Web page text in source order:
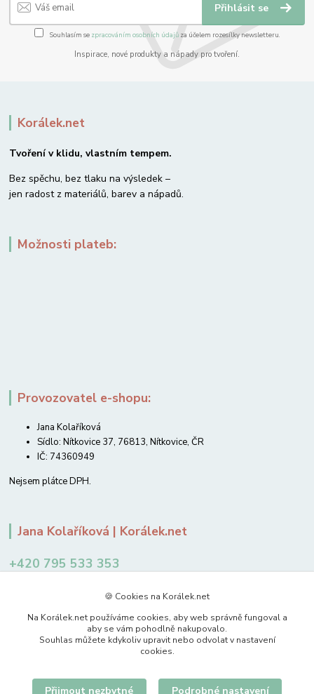
Přihlásit se
Souhlasím se zpracováním osobních údajůza účelem rozesílky newsletteru.
Inspirace, nové produkty a nápady pro tvoření.
Korálek.net
Tvoření v klidu, vlastním tempem.
Bez spěchu, bez tlaku na výsledek –
jen radost z materiálů, barev a nápadů.
Možnosti plateb:
Provozovatel e-shopu:
Jana Kolaříková
Sídlo: Nítkovice 37, 76813, Nítkovice, ČR
IČ: 74360949
Nejsem plátce DPH.
Jana Kolaříková | Korálek.net
+420 795 533 353
🍪 Cookies na Korálek.net
Na Korálek.net používáme cookies, aby web správně fungoval a
aby se vám pohodlně nakupovalo.
Souhlas můžete kdykoliv upravit nebo odvolat v nastavení
cookies.
Přijmout nezbytné Podrobné nastavení